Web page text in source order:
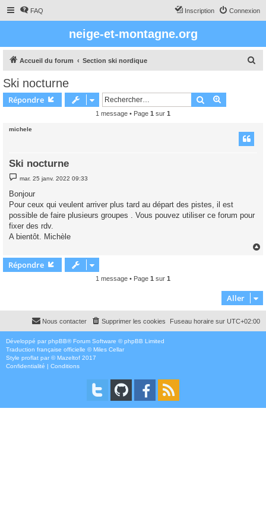
FAQ Connexion
Inscription
neige-et-montagne.org
Accueil du forum Section ski nordique
Ski nocturne
Répondre Rechercher
1 message • Page 1 sur 1
michele
Ski nocturne
e
s
a
e
mar. 25 janv. 2022 09:33
Bonjour
Pour ceux qui veulent arriver plus tard au départ des pistes, il est
possible de faire plusieurs groupes . Vous pouvez utiliser ce forum pour
fixer des rdv.
A bientôt. Michèle
Répondre
1 message • Page 1 sur 1
Aller
Fuseau horaire sur UTC+02:00
Supprimer les cookies
Nous contacter
Développé par phpBB® Forum Software © phpBB Limited
Traduction française officielle ©Miles Cellar
Style proflat par ©Mazeltof 2017
Confidentialité | Conditions